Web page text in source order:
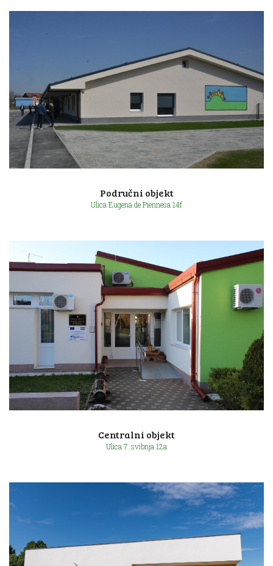
Ulica poginulih branitelja bb
Ulica Eugena de Piennesa 14f
Područni objekt
Ulica Eugena de Piennesa 14f
Centralni objekt
Ulica 7. svibnja 12a